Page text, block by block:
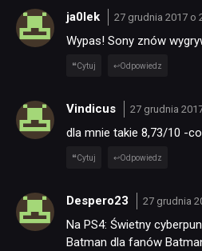
ja0lek 27 grudnia 2017 o
Wypas! Sony znów
Cytuj Odpowiedz
Vindicus 27 grudnia
dla mnie takie 8,73/10 -
Cytuj Odpowiedz
Despero23 27 grudnia
Na PS4: Świetny
Batman dla fanów